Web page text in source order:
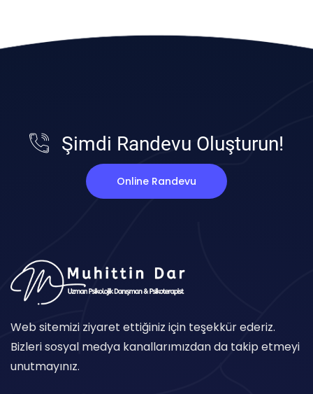
Şimdi Randevu Oluşturun!
Online Randevu
Web sitemizi ziyaret ettiğiniz için teşekkür ederiz.
Bizleri sosyal medya kanallarımızdan da takip etmeyi
unutmayınız.